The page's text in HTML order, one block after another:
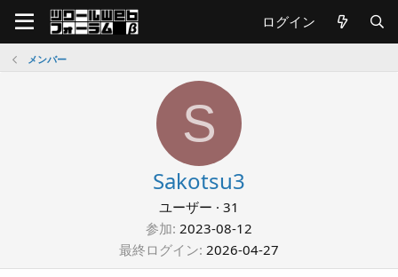
ログイン
メンバー
S
Sakotsu3
ユーザー · 31
参加 2023-08-12
最終ログイン 2026-04-27